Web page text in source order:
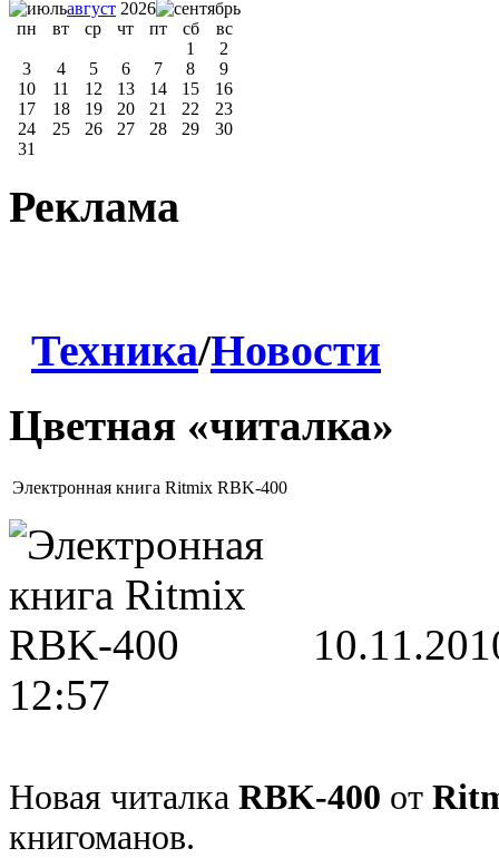
август 2026
пн
вт ср чт пт сб
вс
1
2
3
4 5 6 7 8
9
10
11 12 13 14 15
16
17
18 19 20 21 22
23
24
25 26 27 28 29
30
31
Реклама
Техника/Новости
Цветная «читалка»
Электронная книга Ritmix RBK-400
12:57
Новая читалка RBK-400 от
книгоманов.